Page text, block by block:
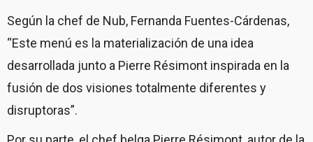
Según la chef de Nub, Fernanda Fuentes-Cárdenas,
“Este menú es la materialización de una idea
desarrollada junto a Pierre Résimont inspirada en la
fusión de dos visiones totalmente diferentes y
disruptoras”.